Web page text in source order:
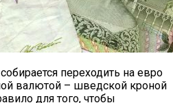
переходить на евро
валютой – шведской кроной
для того, чтобы